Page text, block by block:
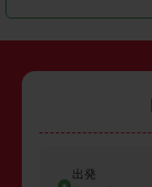
出発